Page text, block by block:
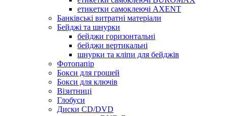
етикетки самоклеючі AXENT
Банківські витратні матеріали
Бейджі та шнурки
бейджи горизонтальні
бейджи вертикальні
шнурки та кліпи для бейджів
Фотопапір
Бокси для грошей
Бокси для ключів
Візитниці
Глобуси
Диски CD/DVD